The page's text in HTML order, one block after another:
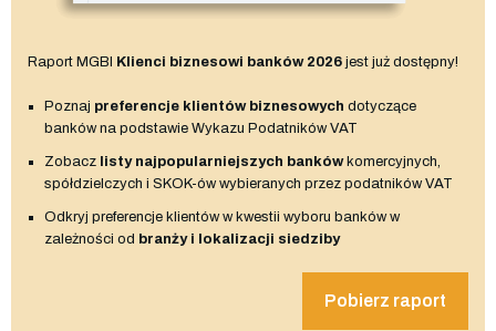
Raport MGBI Klienci biznesowi banków 2026 jest już dostępny!
Poznaj preferencje klientów biznesowych dotyczące
banków na podstawie Wykazu Podatników VAT
Zobacz listy najpopularniejszych bankówkomercyjnych,
spółdzielczych i SKOK-ów wybieranych przez podatników VAT
Odkryj preferencje klientów w kwestii wyboru banków w
zależności od branży i lokalizacji siedziby
Pobierz raport